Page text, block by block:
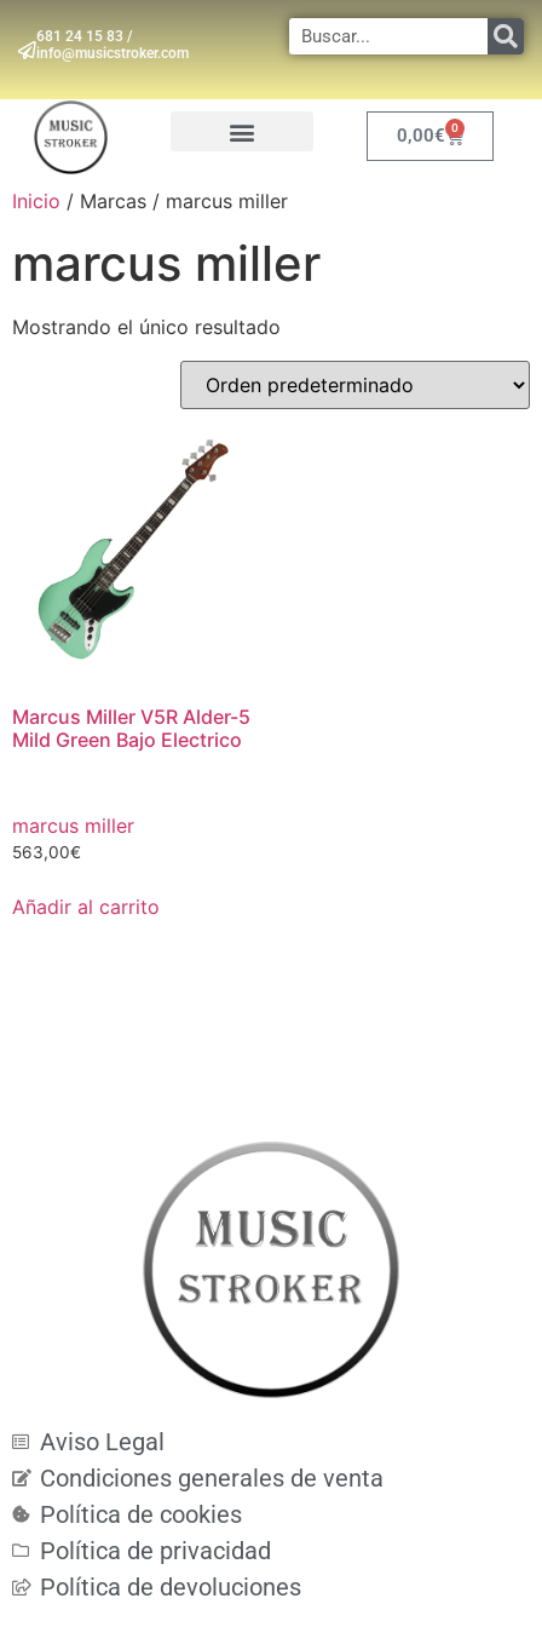
681 24 15 83 /
info@musicstroker.com
0,00€ 0
Inicio / Marcas / marcus miller
marcus miller
Mostrando el único resultado
Marcus Miller V5R Alder-5
Mild Green Bajo Electrico
marcus miller
563,00€
Añadir al carrito
Aviso Legal
Condiciones generales de venta
Política de cookies
Política de privacidad
Política de devoluciones